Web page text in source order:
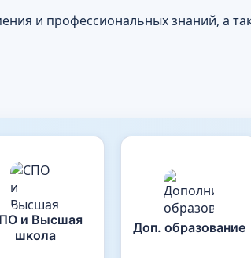
и профессиональных знаний, а
и Высшая
школа
Доп. образование